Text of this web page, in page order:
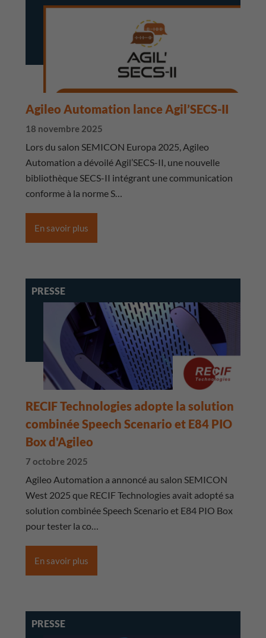
Agileo Automation lance Agil’SECS-II
18 novembre 2025
Lors du salon SEMICON Europa 2025, Agileo
Automation a dévoilé Agil’SECS-II, une nouvelle
bibliothèque SECS-II intégrant une communication
conforme à la norme S…
En savoir plus
PRESSE
RECIF Technologies adopte la solution
combinée Speech Scenario et E84 PIO
Box d'Agileo
7 octobre 2025
Agileo Automation a annoncé au salon SEMICON
West 2025 que RECIF Technologies avait adopté sa
solution combinée Speech Scenario et E84 PIO Box
pour tester la co…
En savoir plus
PRESSE